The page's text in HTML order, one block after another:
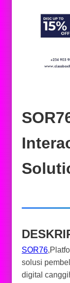
SOR76
solusi
digital